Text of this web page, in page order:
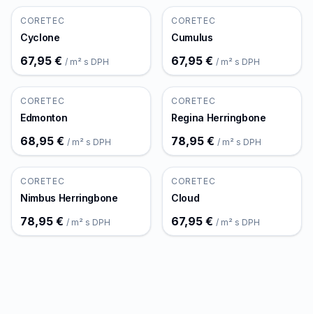
CORETEC
Cyclone
67,95 € / m² s DPH
CORETEC
Cumulus
67,95 € / m² s DPH
CORETEC
Edmonton
68,95 € / m² s DPH
CORETEC
Regina Herringbone
78,95 € / m² s DPH
CORETEC
Nimbus Herringbone
78,95 € / m² s DPH
CORETEC
Cloud
67,95 € / m² s DPH